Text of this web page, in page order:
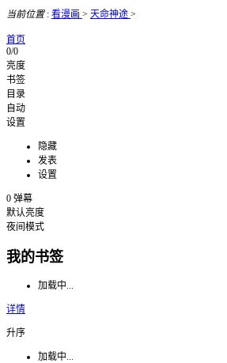
当前位置: 看漫画 > 天命神途 >
首页
0/0
亮度
书签
目录
自动
设置
隐藏
发表
设置
0 弹幕
默认亮度
夜间模式
我的书签
加载中...
详情
升序
加载中...